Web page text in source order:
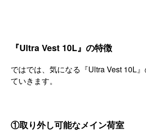
『Ultra Vest 10L』の特徴
ではでは、気になる『Ultra Vest 10L
ていきます。
①取り外し可能なメイン荷室